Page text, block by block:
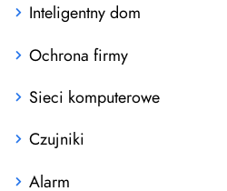
Inteligentny dom
Ochrona firmy
Sieci komputerowe
Czujniki
Alarm